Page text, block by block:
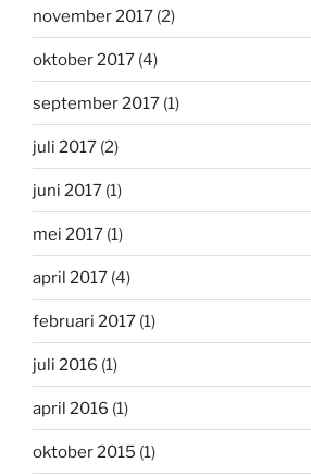
november 2017 (2)
oktober 2017 (4)
september 2017 (1)
juli 2017 (2)
juni 2017 (1)
mei 2017 (1)
april 2017 (4)
februari 2017 (1)
juli 2016 (1)
april 2016 (1)
oktober 2015 (1)